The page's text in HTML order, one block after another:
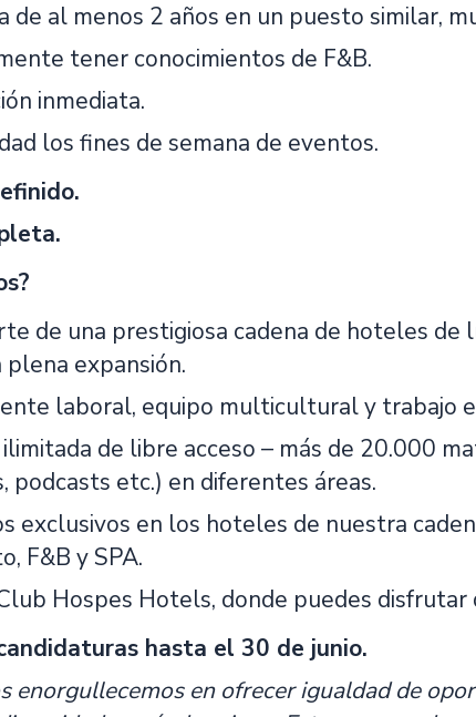
de al menos 2 años en un puesto similar,
tener conocimientos de F&B.
inmediata.
los fines de semana de eventos.
de una prestigiosa cadena de hoteles
plena expansión.
laboral, equipo multicultural y trabajo
de libre acceso – más de 20.000
podcasts etc.) en diferentes áreas.
exclusivos en los hoteles de nuestra
F&B y SPA.
Hospes Hotels, donde puedes disfrutar
hasta el 30 de junio.
enorgullecemos en ofrecer igualdad de